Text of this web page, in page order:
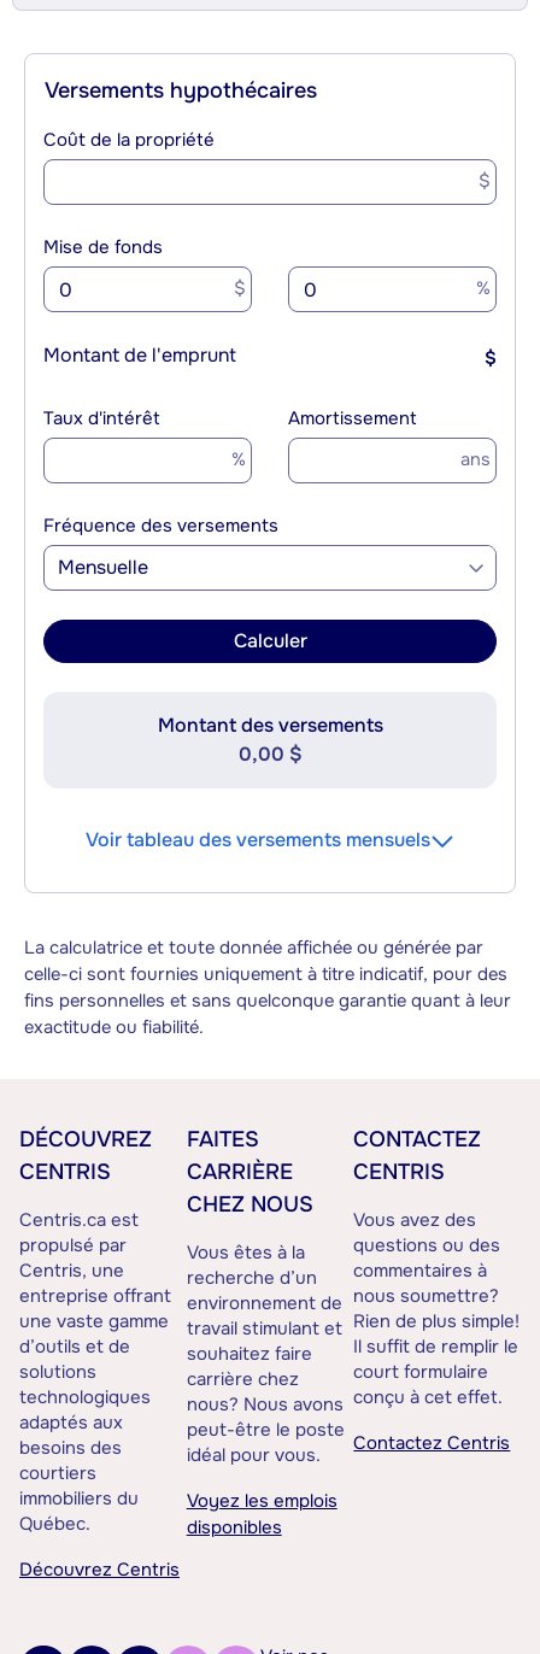
Versements hypothécaires
Coût de la propriété
$
Mise de fonds
$ %
Montant de l'emprunt $
Taux d'intérêt
%
Amortissement
ans
Fréquence des versements
Mensuelle
Calculer
Montant des versements
0,00 $
Voir tableau des versements mensuels
La calculatrice et toute donnée affichée ou générée par
celle-ci sont fournies uniquement à titre indicatif, pour des
fins personnelles et sans quelconque garantie quant à leur
exactitude ou fiabilité.
DÉCOUVREZ
CENTRIS
Centris.ca est
propulsé par
Centris, une
entreprise offrant
une vaste gamme
d’outils et de
solutions
technologiques
adaptés aux
besoins des
courtiers
immobiliers du
Québec.
Découvrez Centris
FAITES
CARRIÈRE
CHEZ NOUS
Vous êtes à la
recherche d’un
environnement de
travail stimulant et
souhaitez faire
carrière chez
nous? Nous avons
peut-être le poste
idéal pour vous.
Voyez les emplois
disponibles
CONTACTEZ
CENTRIS
Vous avez des
questions ou des
commentaires à
nous soumettre?
Rien de plus simple!
Il suffit de remplir le
court formulaire
conçu à cet effet.
Contactez Centris